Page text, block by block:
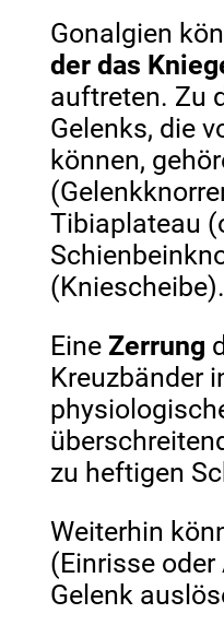
Gonalgien
der das
auftreten. Zu
Gelenks, die
können,
Tibiaplateau
(Kniescheibe).
EineZerrung
Kreuzbänder
zu heftigen
Weiterhin
(Einrisse
Gelenk